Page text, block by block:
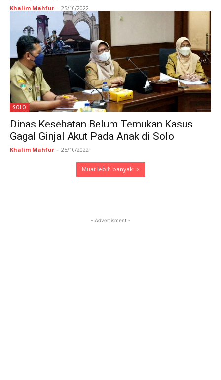
Khalim Mahfur - 25/10/2022
SOLO
Dinas Kesehatan Belum Temukan Kasus
Gagal Ginjal Akut Pada Anak di Solo
Khalim Mahfur - 25/10/2022
Muat lebih banyak
- Advertisment -